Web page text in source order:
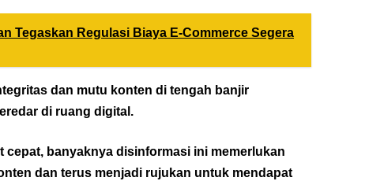
Tegaskan Regulasi Biaya E-Commerce Segera
dan mutu konten di tengah banjir
di ruang digital.
banyaknya disinformasi ini memerlukan
dan terus menjadi rujukan untuk mendapat